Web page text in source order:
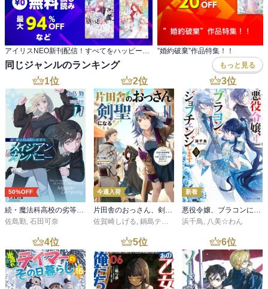
”婚約破棄”作品特集！！
同じジャンルのランキング もっと見る
1位
50%OFF
続・魔法科高校の劣等生 メイジアン・カンパニー(11)
佐島勤, 石田可奈
2位
今週入荷
片田舎のおっさん、剣聖になる 11 ～ただの田舎の剣術師範だったのに、大成した弟子たちが俺を放ってくれない件～
佐賀崎しげる, 鍋島テツヒロ
3位
新着
悪役令嬢、ブラコンにジョブチェンジします９【電子特典付き】
浜千鳥, 八美☆わん
4位 5位 6位